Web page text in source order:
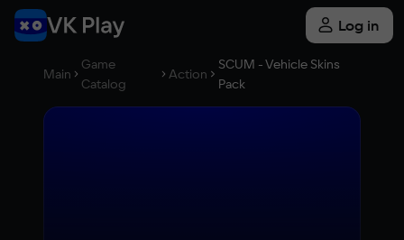
Log in
Main
Game
Catalog
Action
SCUM - Vehicle Skins
Pack